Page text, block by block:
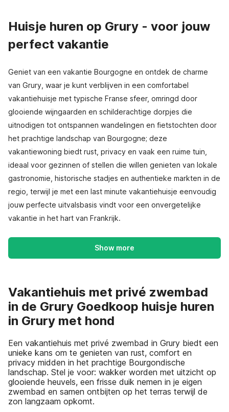
Huisje huren op Grury - voor jouw
perfect vakantie
Geniet van een vakantie Bourgogne en ontdek de charme
van Grury, waar je kunt verblijven in een comfortabel
vakantiehuisje met typische Franse sfeer, omringd door
glooiende wijngaarden en schilderachtige dorpjes die
uitnodigen tot ontspannen wandelingen en fietstochten door
het prachtige landschap van Bourgogne; deze
vakantiewoning biedt rust, privacy en vaak een ruime tuin,
ideaal voor gezinnen of stellen die willen genieten van lokale
gastronomie, historische stadjes en authentieke markten in de
regio, terwijl je met een last minute vakantiehuisje eenvoudig
jouw perfecte uitvalsbasis vindt voor een onvergetelijke
vakantie in het hart van Frankrijk.
Show more
Vakantiehuis met privé zwembad
in de Grury Goedkoop huisje huren
in Grury met hond
Een vakantiehuis met privé zwembad in Grury biedt een
unieke kans om te genieten van rust, comfort en
privacy midden in het prachtige Bourgondische
landschap. Stel je voor: wakker worden met uitzicht op
glooiende heuvels, een frisse duik nemen in je eigen
zwembad en samen ontbijten op het terras terwijl de
zon langzaam opkomt.